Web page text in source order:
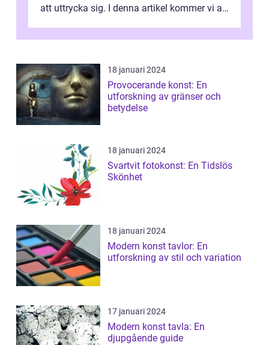
att uttrycka sig. I denna artikel kommer vi att
18 januari 2024
Provocerande konst: En
utforskning av gränser och
betydelse
18 januari 2024
Svartvit fotokonst: En Tidslös
Skönhet
18 januari 2024
Modern konst tavlor: En
utforskning av stil och variation
17 januari 2024
Modern konst tavla: En
djupgående guide